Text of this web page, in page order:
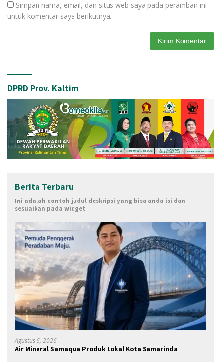
Simpan nama, email, dan situs web saya pada peramban ini
untuk komentar saya berikutnya.
DPRD Prov. Kaltim
Berita Terbaru
Ini adalah contoh judul deskripsi yang bisa anda isi dan
sesuaikan pada widget
Agustus 6, 2026
Air Mineral Samaqua Produk Lokal Kota Samarinda